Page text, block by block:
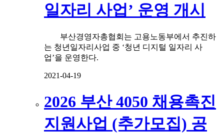
일자리 사업’ 운영 개시
부산경영자총협회는 고용노동부에서 추진하
는 청년일자리사업 중 ‘청년 디지털 일자리 사
업’을 운영한다.
2021-04-19
2026 부산 4050 채용촉진
지원사업 (추가모집) 공